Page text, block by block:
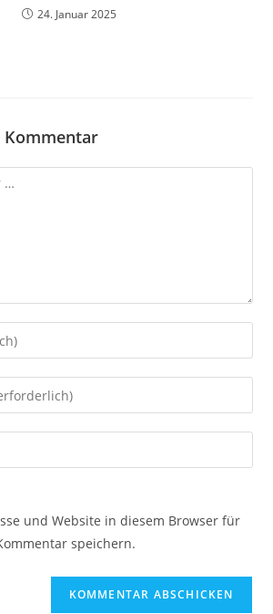
24. Januar 2025
Kommentar
und Website in diesem Browser für
speichern.